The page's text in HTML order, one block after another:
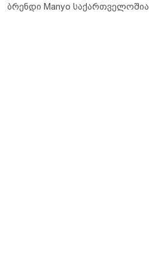
ბრენდი Manyo საქართველოშია